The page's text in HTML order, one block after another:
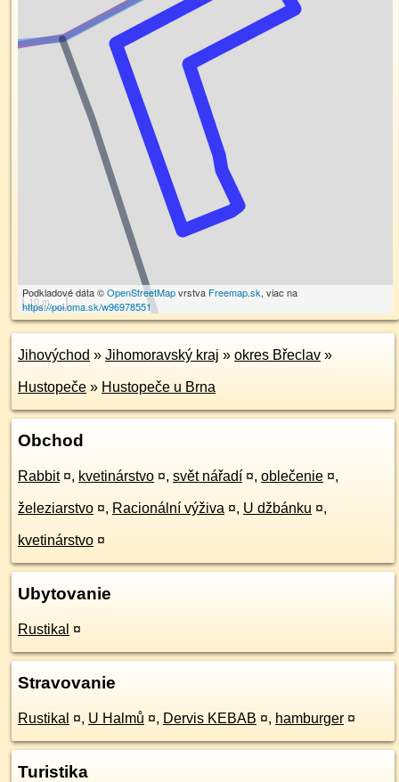
10 m
Podkladové dáta ©OpenStreetMapvrstva Freemap.sk, viac na
https://poi.oma.sk/w96978551
Jihovýchod » Jihomoravský kraj » okres Břeclav »
Hustopeče » Hustopeče u Brna
Obchod
Rabbit ¤, kvetinárstvo ¤, svět nářadí ¤, oblečenie ¤,
železiarstvo ¤, Racionální výživa ¤, U džbánku ¤,
kvetinárstvo ¤
Ubytovanie
Rustikal ¤
Stravovanie
Rustikal ¤, U Halmů ¤, Dervis KEBAB ¤, hamburger ¤
Turistika